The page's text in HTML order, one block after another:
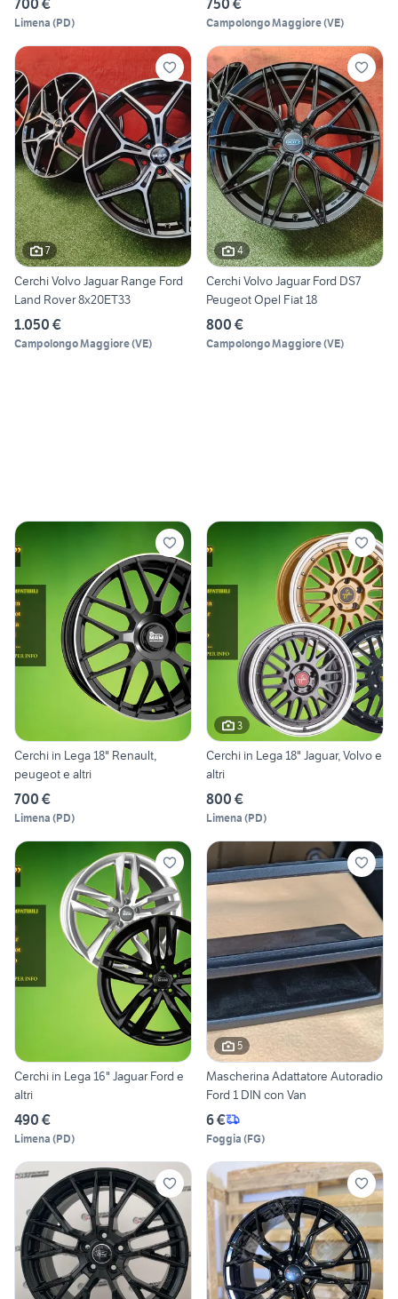
700 €
Limena (PD)
750 €
Campolongo Maggiore(VE)
7
Cerchi Volvo Jaguar Range Ford
Land Rover 8x20ET33
1.050 €
Campolongo Maggiore(VE)
4
Cerchi Volvo Jaguar Ford DS7
Peugeot Opel Fiat 18
800 €
Campolongo Maggiore(VE)
Cerchi in Lega 18" Renault,
peugeot e altri
700 €
Limena (PD)
3
Cerchi in Lega 18" Jaguar, Volvo e
altri
800 €
Limena (PD)
Cerchi in Lega 16" Jaguar Ford e
altri
490 €
Limena (PD)
5
Mascherina Adattatore Autoradio
Ford 1 DIN con Van
6 €
Foggia (FG)